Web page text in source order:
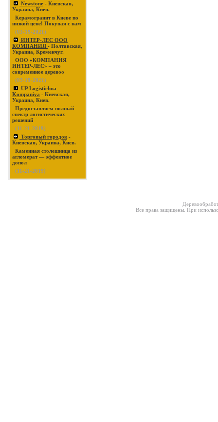
Newstone - Киевская,
Украина, Киев.
Керамогранит в Киеве по
низкой цене! Покупая с нам
(03-19-2021)
ИНТЕР-ЛЕС ООО
КОМПАНИЯ - Полтавская,
Украина, Кременчуг.
ООО «КОМПАНИЯ
ИНТЕР-ЛЕС» – это
современное деревоо
(03-19-2021)
UP Logistichna
Kompaniya - Киевская,
Украина, Киев.
Предоставляем полный
спектр логистических
решений
(11-21-2019)
Торговый городок -
Киевская, Украина, Киев.
Каменная столешница из
агломерат — эффектное
допол
(11-21-2019)
Все права защищены. При